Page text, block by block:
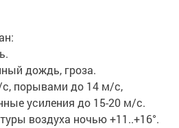
дождь, гроза.
порывами до 14 м/с,
усиления до 15-20 м/с.
воздуха ночью +11..+16°.